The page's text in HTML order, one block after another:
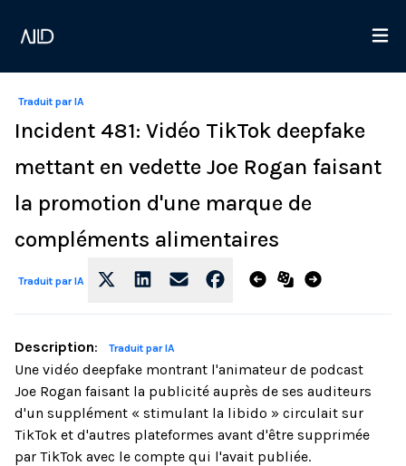
Traduit par IA
Incident 481: Vidéo TikTok deepfake
mettant en vedette Joe Rogan faisant
la promotion d'une marque de
compléments alimentaires
Traduit par IA
Description: Traduit par IA
Une vidéo deepfake montrant l'animateur de podcast
Joe Rogan faisant la publicité auprès de ses auditeurs
d'un supplément « stimulant la libido » circulait sur
TikTok et d'autres plateformes avant d'être supprimée
par TikTok avec le compte qui l'avait publiée.